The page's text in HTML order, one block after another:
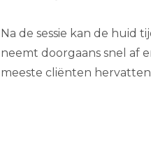
Na de sessie kan de huid
neemt doorgaans snel af
meeste cliënten